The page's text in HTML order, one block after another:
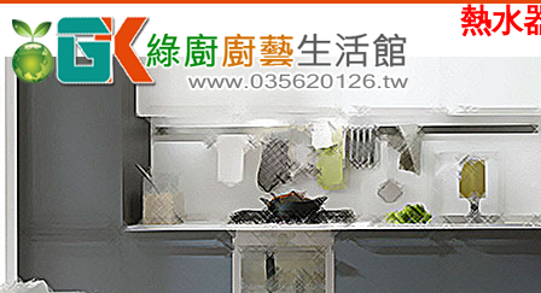
熱水器、瓦斯爐